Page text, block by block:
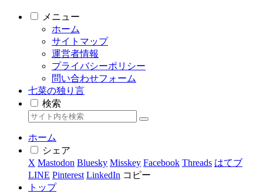
メニュー
ホーム
サイトマップ
運営者情報
プライバシーポリシー
問い合わせフォーム
七菜の独り言
検索
ホーム
シェア
X Mastodon Bluesky Misskey Facebook Threads はてブ
LINE Pinterest LinkedIn コピー
トップ